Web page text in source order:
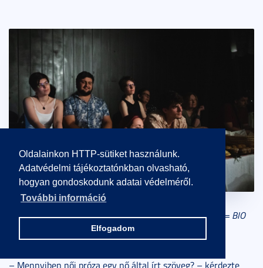
Oldalainkon HTTP-sütiket használunk.
Adatvédelmi tájékoztatónkban olvasható,
hogyan gondoskodunk adatai védelméről.
További információ
Elfogadom
A Benkő tanárnő diákjai is eljöttek Benkő Imola Orsolya = BIO
könyvheti programjára
– Mennyiben női próza egy nő által írt szöveg? – kérdezte